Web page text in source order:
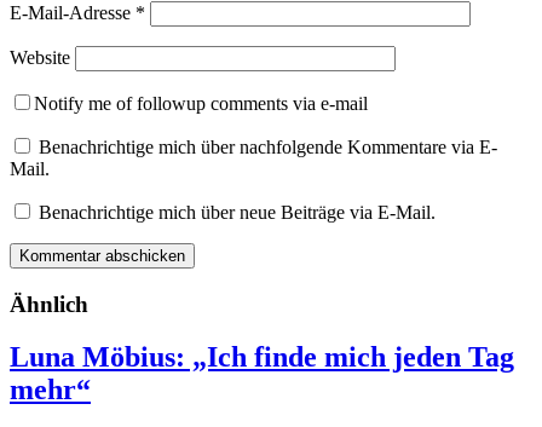
E-Mail-Adresse *
Website
Notify me of followup comments via e-mail
Benachrichtige mich über nachfolgende Kommentare via E-
Mail.
Benachrichtige mich über neue Beiträge via E-Mail.
Ähnlich
Luna Möbius: „Ich finde mich jeden Tag
mehr“